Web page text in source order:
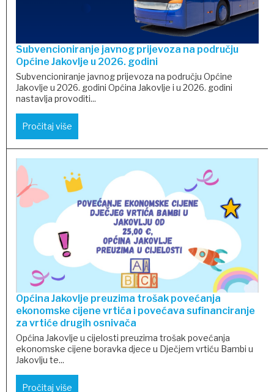
Subvencioniranje javnog prijevoza na području
Općine Jakovlje u 2026. godini
Subvencioniranje javnog prijevoza na području Općine
Jakovlje u 2026. godini Općina Jakovlje i u 2026. godini
nastavlja provoditi...
Pročitaj više
Općina Jakovlje preuzima trošak povećanja
ekonomske cijene vrtića i povećava sufinanciranje
za vrtiće drugih osnivača
Općina Jakovlje u cijelosti preuzima trošak povećanja
ekonomske cijene boravka djece u Dječjem vrtiću Bambi u
Jakovlju te...
Pročitaj više